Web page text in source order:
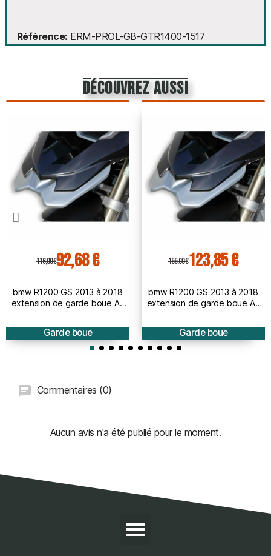
Référence ERM-PROL-GB-GTR1400-1517
découvrez aussi
116,00 €92,68 €
bmw R1200 GS 2013 à 2018
extension de garde boue AV
Garde boue
155,00 €123,85 €
bmw R1200 GS 2013 à 2018
extension de garde boue AV
Garde boue
Commentaires (0)
Aucun avis n'a été publié pour le moment.